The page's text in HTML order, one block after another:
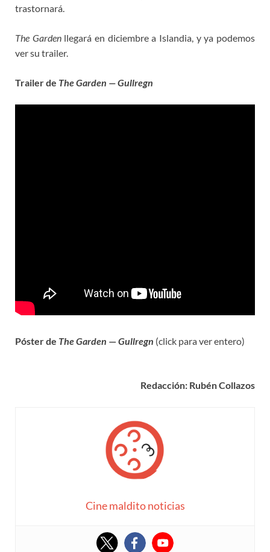
trastornará.
The Gardenllegará en diciembre a Islandia, y ya podemos
ver su trailer.
Trailer de The Garden — Gullregn
Póster de The Garden —Gullregn (click para ver entero)
Redacción: Rubén Collazos
Cine maldito noticias